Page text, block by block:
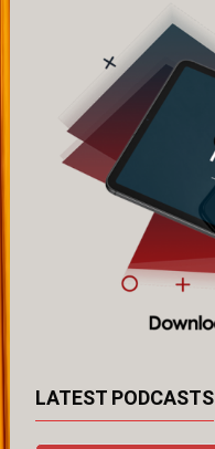
LATEST PODCASTS